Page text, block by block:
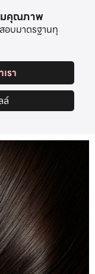
มคุณภาพ
บมาตรฐานทุ
รา
ล์